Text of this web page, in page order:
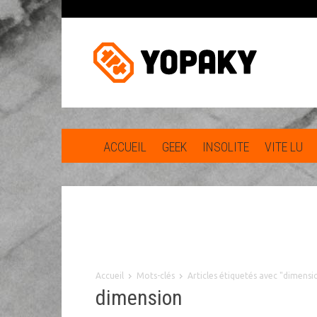
ACCUEIL GEEK INSOLITE VITE LU
Accueil Mots-clés Articles étiquetés avec
dimension